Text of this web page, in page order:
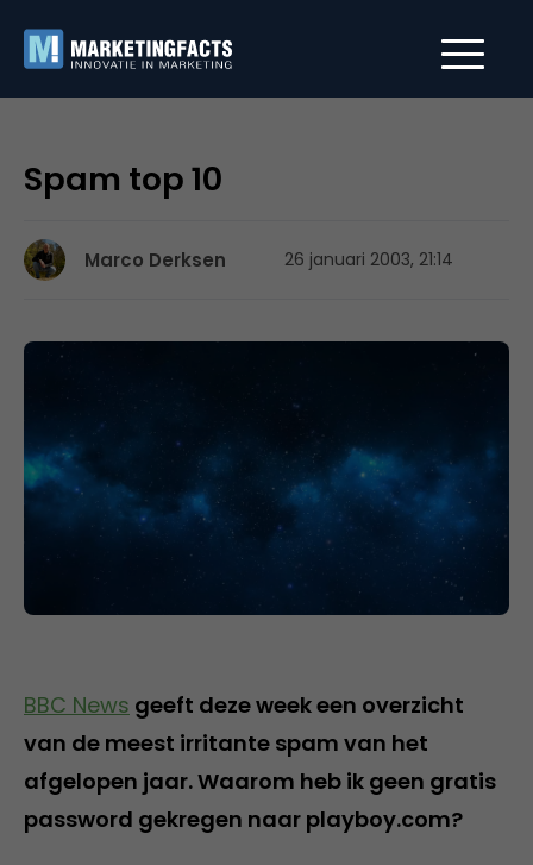
Spam top 10
Marco Derksen 26 januari 2003, 21:14
BBC News geeft deze week een overzicht
van de meest irritante spam van het
afgelopen jaar. Waarom heb ik geen gratis
password gekregen naar playboy.com?